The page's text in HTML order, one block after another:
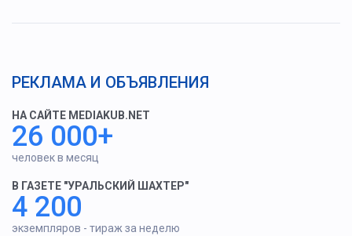
РЕКЛАМА И ОБЪЯВЛЕНИЯ
НА САЙТЕ MEDIAKUB.NET
26 000+
человек в месяц
В ГАЗЕТЕ "УРАЛЬСКИЙ ШАХТЕР"
4 200
экземпляров - тираж за неделю